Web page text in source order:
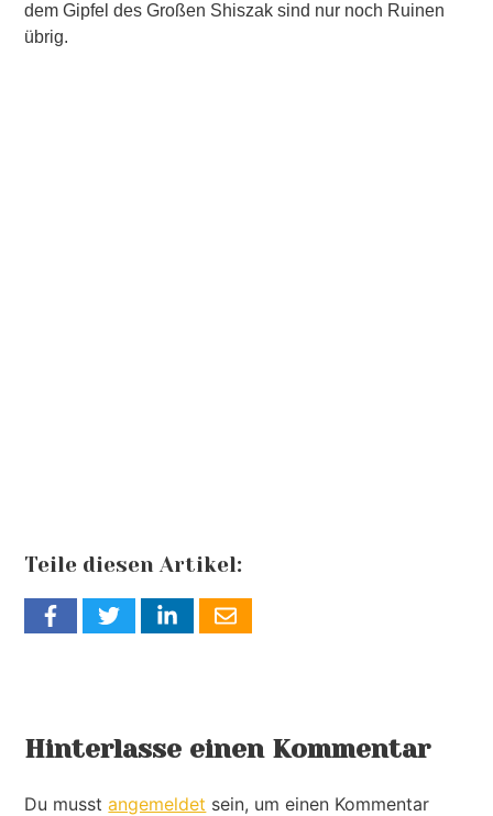
dem Gipfel des Großen Shiszak sind nur noch Ruinen
übrig.
Teile diesen Artikel:
Hinterlasse einen Kommentar
Du musstangemeldet sein, um einen Kommentar